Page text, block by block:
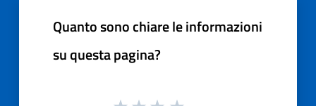
Quanto sono chiare le informazioni
su questa pagina?